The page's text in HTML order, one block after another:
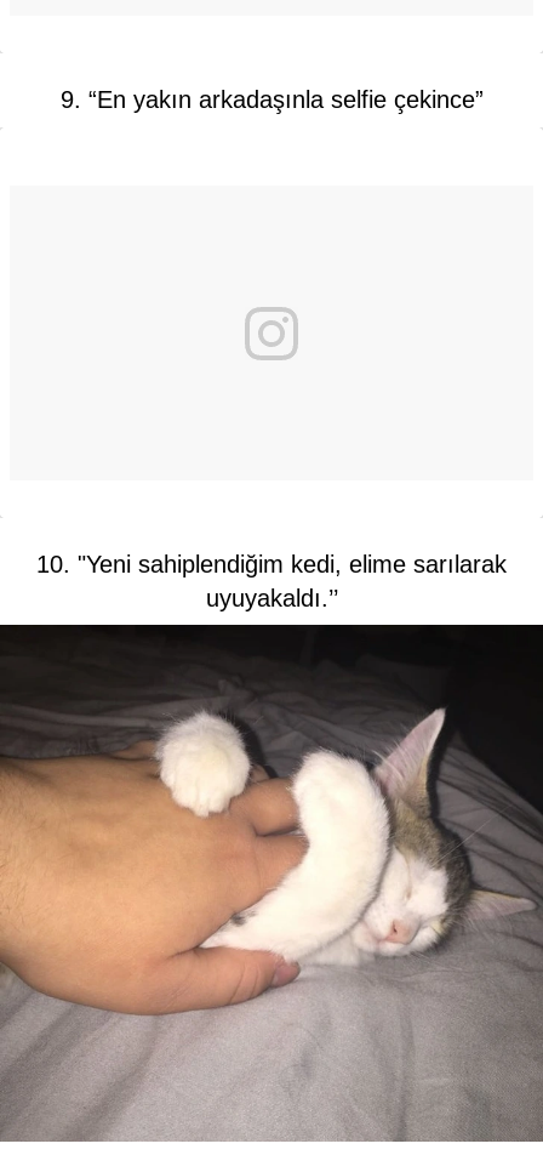
9. “En yakın arkadaşınla selfie çekince”
10. "Yeni sahiplendiğim kedi, elime sarılarak
uyuyakaldı.’’